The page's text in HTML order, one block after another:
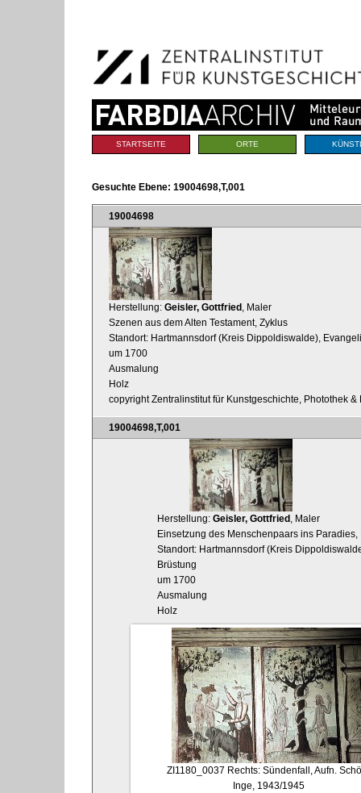
Navigation
Sektionen
STARTSEITE ORTE
Gesuchte Ebene: 19004698,T,001
19004698
Herstellung: Geisler, Gottfried , Maler
Szenen aus dem Alten Testament, Zyklus
Standort: Hartmannsdorf (Kreis Dippoldiswalde),
um 1700
Ausmalung
Holz
copyright Zentralinstitut für Kunstgeschichte, Photothek &
19004698,T,001
Herstellung: Geisler, Gottfried , Maler
Einsetzung des Menschenpaars ins Paradies,
Standort: Hartmannsdorf (Kreis
Brüstung
um 1700
Ausmalung
Holz
ZI1180_0037 Rechts: Sündenfall, Aufn.
Inge, 1943/1945